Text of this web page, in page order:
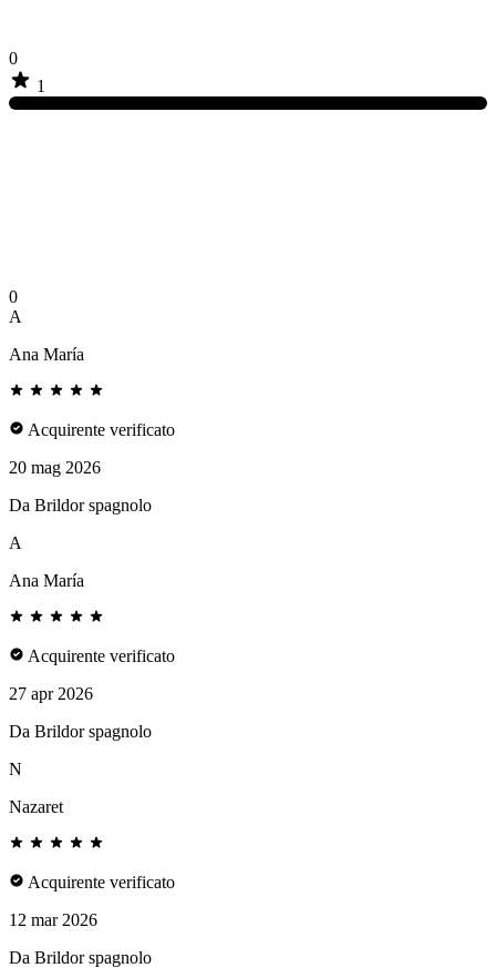
0
1
0
A
Ana María
Acquirente verificato
20 mag 2026
Da Brildor spagnolo
A
Ana María
Acquirente verificato
27 apr 2026
Da Brildor spagnolo
N
Nazaret
Acquirente verificato
12 mar 2026
Da Brildor spagnolo